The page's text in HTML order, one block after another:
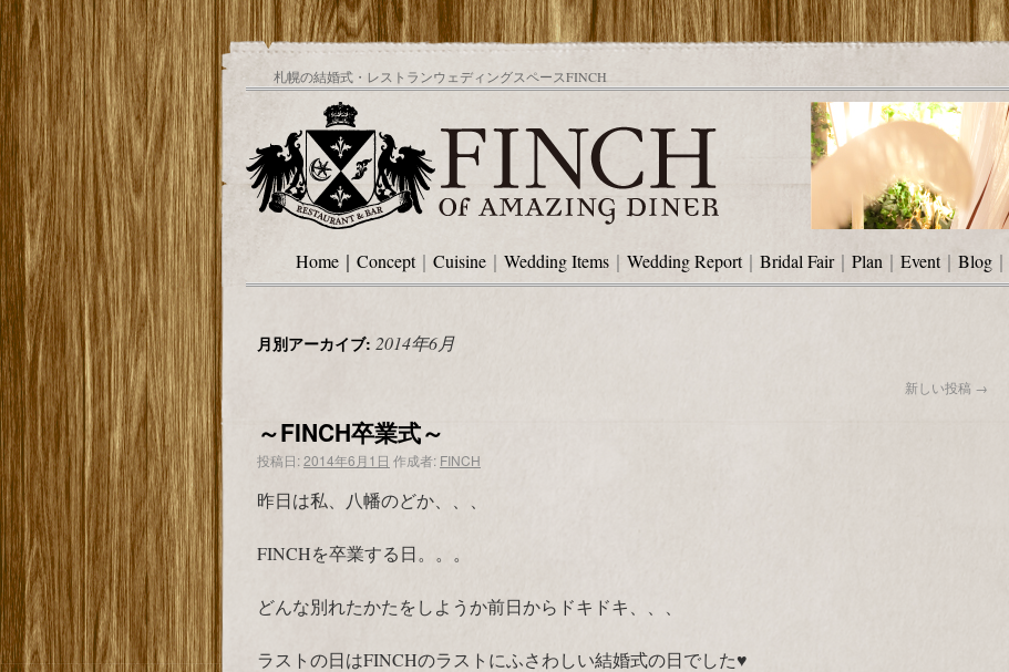
札幌の結婚式・レストランウェディングスペースFINCH
Home ｜ Concept｜ Cuisine ｜ Wedding Items ｜ Wedding Report｜ Bridal Fair｜ Plan ｜ Event｜ Blog ｜
月別アーカイブ: 2014年6月
新しい投稿 →
～FINCH卒業式～
投稿日:2014年6月1日 作成者: FINCH
昨日は私、八幡のどか、、、
FINCHを卒業する日。。。
どんな別れたかたをしようか前日からドキドキ、、、
ラストの日はFINCHのラストにふさわしい結婚式の日でした♥